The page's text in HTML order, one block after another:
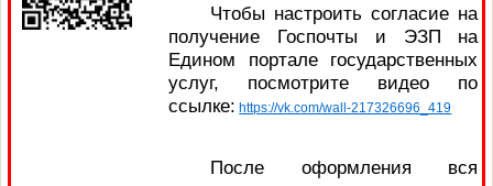
Чтобы настроить согласие на
получение Госпочты и ЭЗП на
Едином портале государственных
услуг, посмотрите видео по
ссылке: https://vk.com/wall-217326696_419
После оформления вся